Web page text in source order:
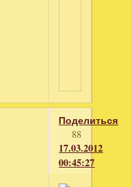
Поделиться
88
17.03.2012
00:45:27